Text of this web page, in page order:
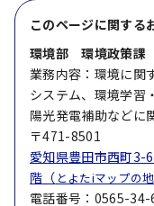
このページに関する
環境部 環境政策課
業務内容：環境に関
システム、環境学習
陽光発電補助などに
〒471-8501
愛知県豊田市西町
階（ とよたiマップの
電話番号：0565-